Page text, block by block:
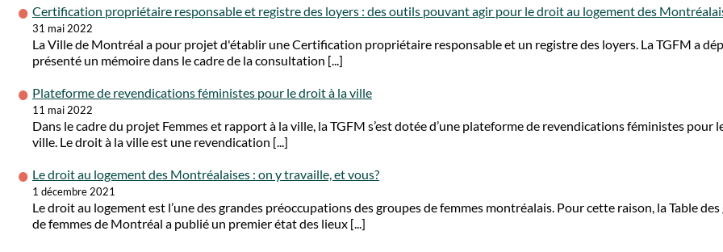
Certification propriétaire responsable et registre des loyers : des outils pouvant agir pour le droit au logement des
31 mai 2022
La Ville de Montréal a pour projet d'établir une Certification propriétaire responsable et un registre des loyers. La TGFM a
présenté un mémoire dans le cadre de la consultation [...]
Plateforme de revendications féministes pour le droit à la ville
11 mai 2022
Dans le cadre du projet Femmes et rapport à la ville, la TGFM s’est dotée d’une plateforme de revendications féministes pour
ville. Le droit à la ville est une revendication [...]
Le droit au logement des Montréalaises : on y travaille, et vous?
1 décembre 2021
Le droit au logement est l’une des grandes préoccupations des groupes de femmes montréalais. Pour cette raison, la Table
de femmes de Montréal a publié un premier état des lieux [...]